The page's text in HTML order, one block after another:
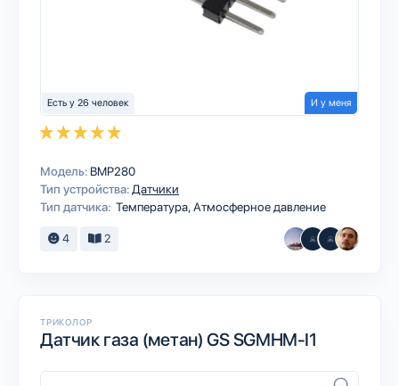
Есть у 26 человек И у меня
Модель: BMP280
Тип устройства: Датчики
Тип датчика: Температура, Атмосферное давление
4 2
ТРИКОЛОР
Датчик газа (метан) GS SGMHM-I1